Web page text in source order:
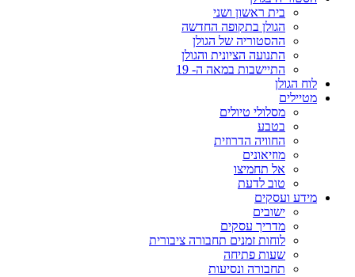
בית ראשון ושני
הגולן בתקופה החדשה
ההסטוריה של הגולן
התנועה הציונית והגולן
התיישבות במאה ה- 19
לוח הגולן
מטיילים
מסלולי טיולים
בטבע
החוויה הדרוזית
מוזיאונים
אל תחמיצו
טוב לדעת
מידע ועסקים
ישובים
מדריך עסקים
לוחות זמנים תחבורה ציבורית
שעות פתיחה
תחבורה ונסיעות